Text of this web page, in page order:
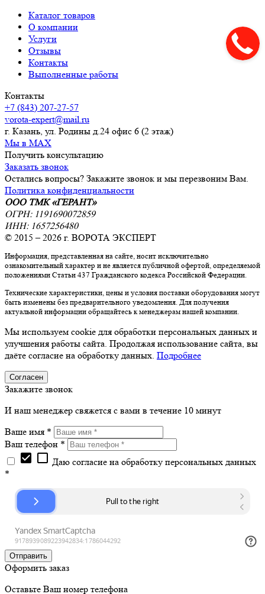
Каталог товаров
О компании
Услуги
Отзывы
Контакты
Выполненные работы
Контакты
+7 (843) 207-27-57
vorota-expert@mail.ru
г. Казань, ул. Родины д.24 офис 6 (2 этаж)
Мы в MAX
Получить консультацию
Заказать звонок
Остались вопросы? Закажите звонок и мы перезвоним Вам.
Политика конфиденциальности
ООО ТМК «ГЕРАНТ»
ОГРН: 1191690072859
ИНН: 1657256480
© 2015 – 2026 г. ВОРОТА ЭКСПЕРТ
Информация, представленная на сайте, носит исключительно
ознакомительный характер и не является публичной офертой, определяемой
положениями Статьи 437 Гражданского кодекса Российской Федерации.
Технические характеристики, цены и условия поставки оборудования могут
быть изменены без предварительного уведомления. Для получения
актуальной информации обращайтесь к менеджерам нашей компании.
Мы используем cookie для обработки персональных данных и
улучшения работы сайта. Продолжая использование сайта, вы
даёте согласие на обработку данных. Подробнее
Согласен
Закажите звонок
И наш менеджер свяжется с вами в течение 10 минут
Ваше имя *
Ваш телефон *
check_box check_box_outline_blank Даю согласие на обработку персональных данных
*
Оформить заказ
Оставьте Ваш номер телефона